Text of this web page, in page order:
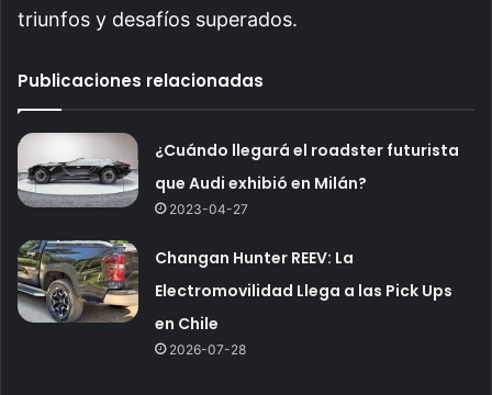
triunfos y desafíos superados.
Publicaciones relacionadas
¿Cuándo llegará el roadster futurista
que Audi exhibió en Milán?
2023-04-27
Changan Hunter REEV: La
Electromovilidad Llega a las Pick Ups
en Chile
2026-07-28